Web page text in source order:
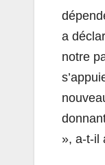
a
notre
», a-t-il